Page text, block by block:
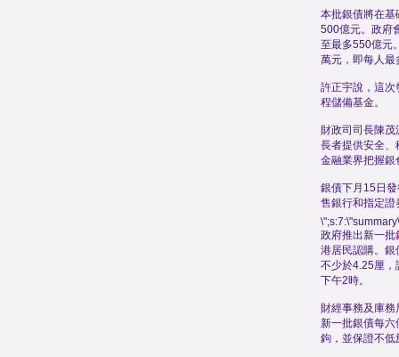
本批銀債將在基
500億元。政府
至最多550億元
萬元，即每人
許正宇說，這次
程儲備基金。
財政司司長陳茂
長者提供安全、
金融業界把握銀
銀債下月15日
售銀行和指定證
政府推出新一批
港居民認購。銀
不少於4.25厘，
下午2時。
財經事務及庫務
新一批銀債每六
鉤，並保證不低